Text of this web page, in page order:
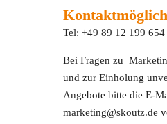
Tel: +49 89 12 199 654
Bei Fragen zu
und zur Einholung
Angebote bitte die E-
marketing@skoutz.de